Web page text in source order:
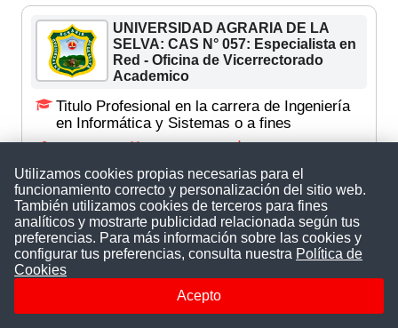
UNIVERSIDAD AGRARIA DE LA
SELVA: CAS N° 057: Especialista en
Red - Oficina de Vicerrectorado
Academico
Titulo Profesional en la carrera de Ingeniería
en Informática y Sistemas o a fines
Finaliza el 13/08/2026
VER CONVOCATORIA
Compartir en:
Utilizamos cookies propias necesarias para el
funcionamiento correcto y personalización del sitio web.
También utilizamos cookies de terceros para fines
analíticos y mostrarte publicidad relacionada según tus
preferencias. Para más información sobre las cookies y
configurar tus preferencias, consulta nuestra Política de
Cookies
Acepto